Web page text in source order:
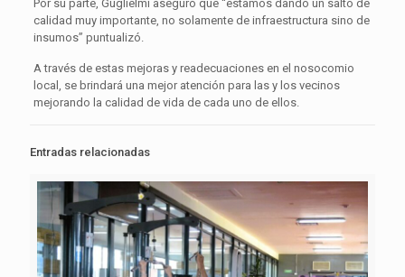
Por su parte, Guglielmi aseguró que “estamos dando un salto de
calidad muy importante, no solamente de infraestructura sino de
insumos” puntualizó.
A través de estas mejoras y readecuaciones en el nosocomio
local, se brindará una mejor atención para las y los vecinos
mejorando la calidad de vida de cada uno de ellos.
Entradas relacionadas